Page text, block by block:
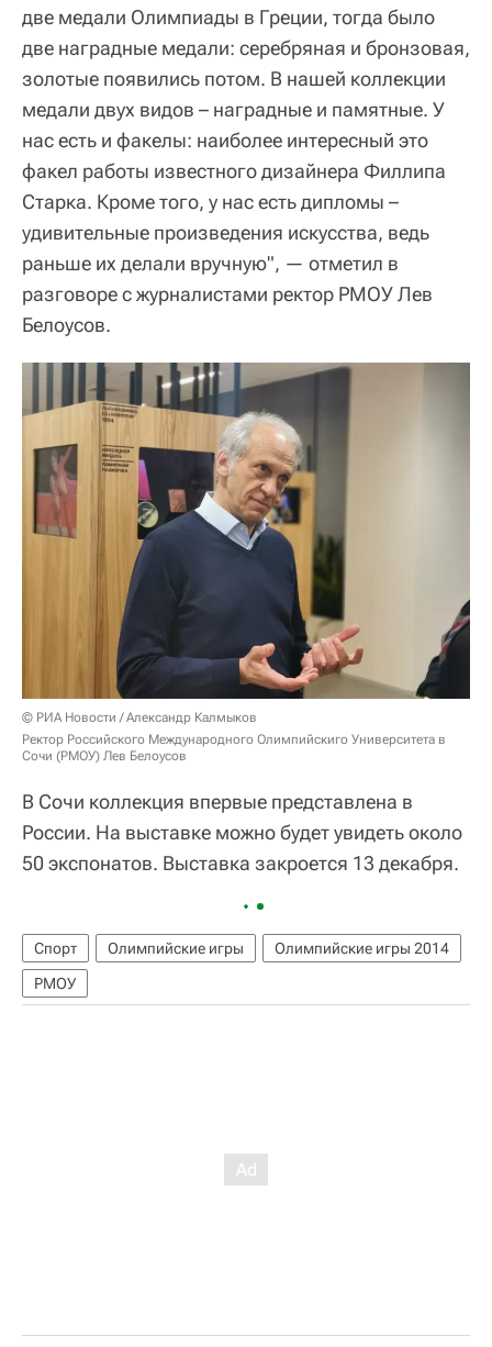
две медали Олимпиады в Греции, тогда было
две наградные медали: серебряная и бронзовая,
золотые появились потом. В нашей коллекции
медали двух видов – наградные и памятные. У
нас есть и факелы: наиболее интересный это
факел работы известного дизайнера Филлипа
Старка. Кроме того, у нас есть дипломы –
удивительные произведения искусства, ведь
раньше их делали вручную", — отметил в
разговоре с журналистами ректор РМОУ Лев
Белоусов.
© РИА Новости / Александр Калмыков
Ректор Российского Международного Олимпийскиго Университета в
Сочи (РМОУ) Лев Белоусов
В Сочи коллекция впервые представлена в
России. На выставке можно будет увидеть около
50 экспонатов. Выставка закроется 13 декабря.
Спорт Олимпийские игры
Олимпийские игры 2014
РМОУ